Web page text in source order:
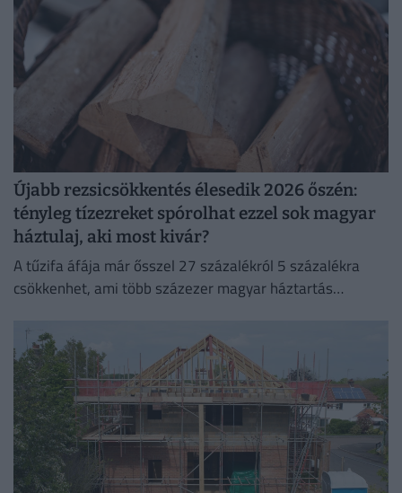
Újabb rezsicsökkentés élesedik 2026 őszén:
tényleg tízezreket spórolhat ezzel sok magyar
háztulaj, aki most kivár?
A tűzifa áfája már ősszel 27 százalékról 5 százalékra
csökkenhet, ami több százezer magyar háztartás